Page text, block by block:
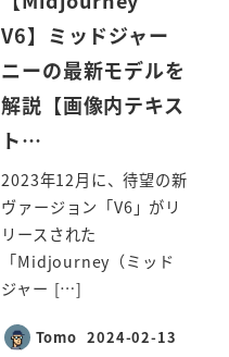
V6】ミッドジャー
ニーの最新モデルを
解説【画像内テキス
ト…
2023年12月に、待望の新
ヴァージョン「V6」がリ
リースされた
「Midjourney（ミッド
ジャー […]
Tomo
投稿日
2024-02-13